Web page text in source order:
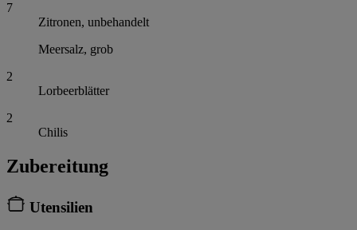
7
Zitronen, unbehandelt
Meersalz, grob
2
Lorbeerblätter
2
Chilis
Zubereitung
Utensilien